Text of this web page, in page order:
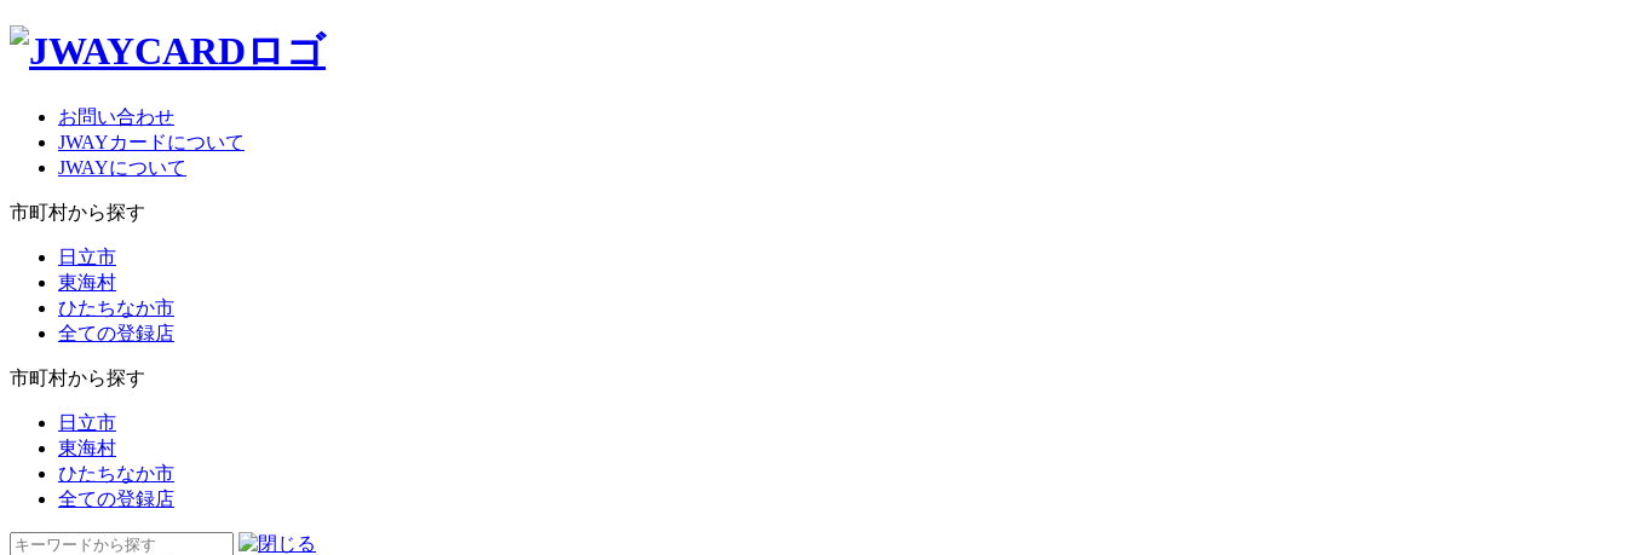
お問い合わせ
JWAYカードについて
JWAYについて
市町村から探す
日立市
東海村
ひたちなか市
全ての登録店
市町村から探す
日立市
東海村
ひたちなか市
全ての登録店
検